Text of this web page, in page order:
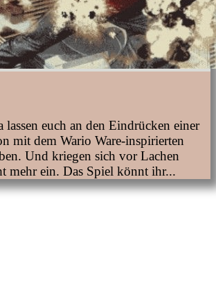
euch an den Eindrücken einer
mit dem Wario Ware-inspirierten
Und kriegen sich vor Lachen
mehr ein. Das Spiel könnt ihr...